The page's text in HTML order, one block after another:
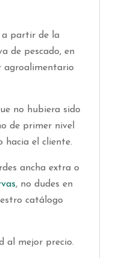
a partir de la
de pescado, en
agroalimentario
no hubiera sido
de primer nivel
hacia el cliente.
ancha extra o
, no dudes en
catálogo
al mejor precio.